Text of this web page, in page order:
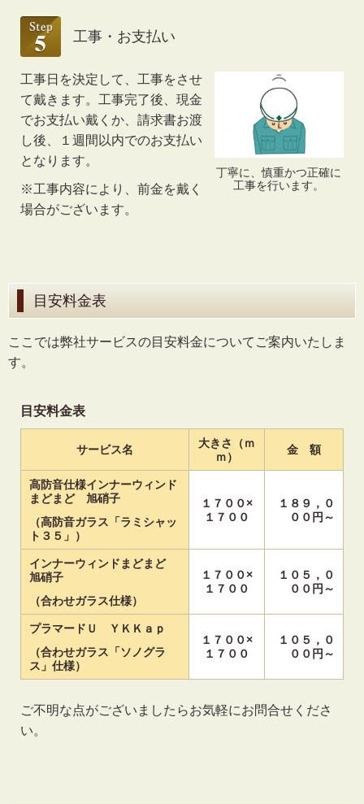
工事・お支払い
丁寧に、慎重かつ正確に
工事を行います。
工事日を決定して、工事をさせ
て戴きます。工事完了後、現金
でお支払い戴くか、請求書お渡
し後、１週間以内でのお支払い
となります。
※工事内容により、前金を戴く
場合がございます。
目安料金表
ここでは弊社サービスの目安料金についてご案内いたしま
す。
目安料金表
サービス名
大きさ（ｍ
ｍ）
金 額
高防音仕様インナーウィンド
まどまど 旭硝子
（高防音ガラス「ラミシャッ
ト３５」）
１７００×
１７００
１８９，０
００円～
インナーウィンドまどまど
旭硝子
（合わせガラス仕様）
１７００×
１７００
１０５，０
００円～
プラマードＵ ＹＫＫａｐ
（合わせガラス「ソノグラ
ス」仕様）
１７００×
１７００
１０５，０
００円～
ご不明な点がございましたらお気軽にお問合せくださ
い。